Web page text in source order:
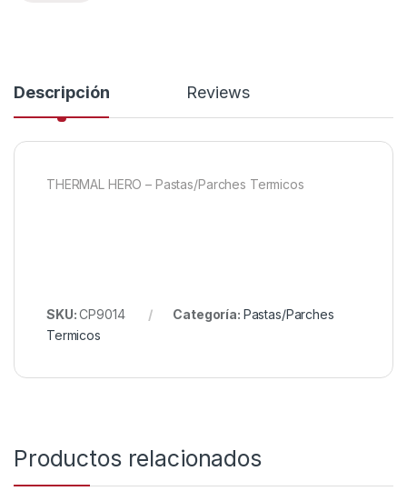
Descripción Reviews
THERMAL HERO – Pastas/Parches Termicos
SKU:CP9014 Categoría: Pastas/Parches
Termicos
Productos relacionados